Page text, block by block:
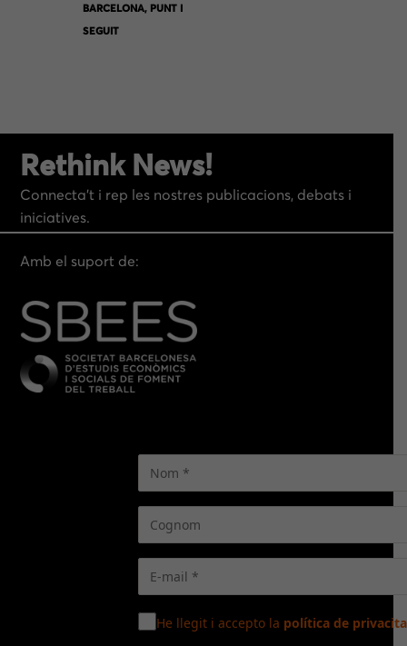
BARCELONA, PUNT I
SEGUIT
Rethink News!
Connecta’t i rep les nostres publicacions, debats i
iniciatives.
Amb el suport de:
He llegit i accepto la política de